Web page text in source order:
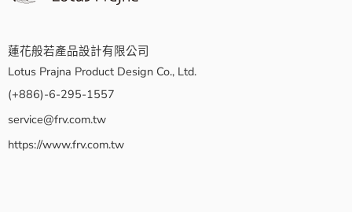
蓮花般若產品設計有限公司
Lotus Prajna Product Design Co., Ltd.
(+886)-6-295-1557
service@frv.com.tw
https://www.frv.com.tw